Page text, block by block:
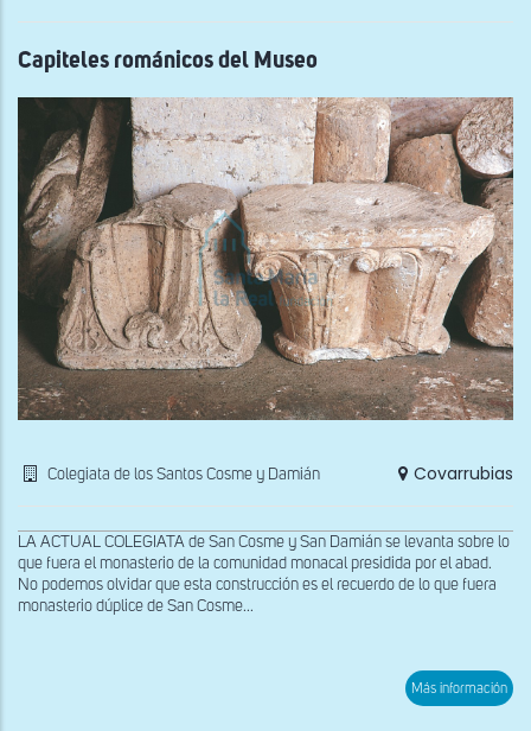
Capiteles románicos del Museo
Colegiata de los Santos Cosme y Damián Covarrubias
LA ACTUAL COLEGIATA de San Cosme y San Damián se levanta sobre lo
que fuera el monasterio de la comunidad monacal presidida por el abad.
No podemos olvidar que esta construcción es el recuerdo de lo que fuera
monasterio dúplice de San Cosme...
Más información